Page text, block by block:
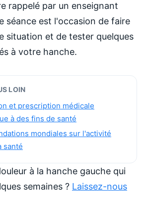
rappelé par un enseignant
séance est l'occasion de faire
situation et de tester quelques
à votre hanche.
LOIN
et prescription médicale
à des fins de santé
mondiales sur l'activité
santé
à la hanche gauche qui
semaines ? Laissez-nous